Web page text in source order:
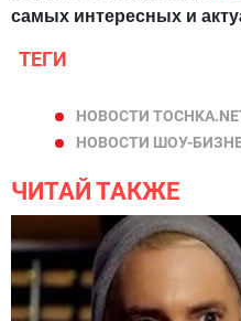
самых интересных и
ТЕГИ
НОВОСТИ
НОВОСТИ ШОУ-
ЧИТАЙ ТАКЖЕ